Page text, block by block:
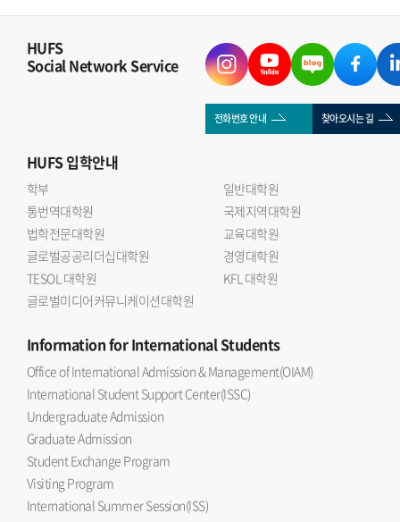
HUFS
Social Network Service
전화번호 안내 찾아오시는 길
HUFS입학안내
학부
일반대학원
통번역대학원
국제지역대학원
법학전문대학원
교육대학원
글로벌공공리더십대학원
경영대학원
TESOL 대학원
KFL 대학원
글로벌미디어커뮤니케이션대학원
Informationfor International Students
Office of International Admission & Management(OIAM)
International Student Support Center(ISSC)
Undergraduate Admission
Graduate Admission
Student Exchange Program
Visiting Program
International Summer Session(ISS)